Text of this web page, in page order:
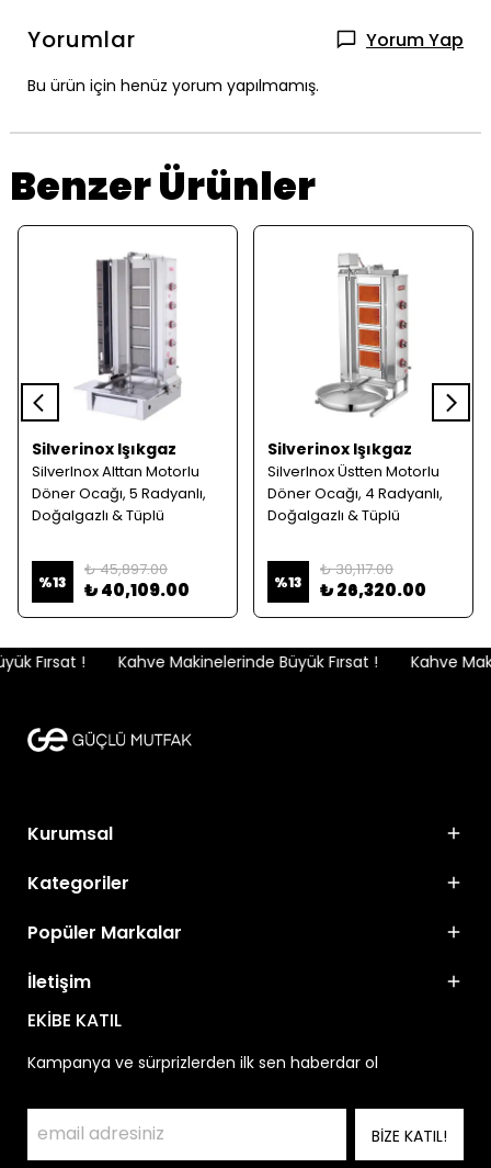
Yorumlar Yorum Yap
Bu ürün için henüz yorum yapılmamış.
Benzer Ürünler
Silverinox Işıkgaz
SilverInox Alttan Motorlu
Döner Ocağı, 5 Radyanlı,
Doğalgazlı & Tüplü
%13
₺ 45,897.00
₺ 40,109.00
Silverinox Işıkgaz
SilverInox Üstten Motorlu
Döner Ocağı, 4 Radyanlı,
Doğalgazlı & Tüplü
%13
₺ 30,117.00
₺ 26,320.00
Fırsat ! Kahve Makinelerinde Büyük Fırsat ! Kahve
Kurumsal
Kategoriler
Popüler Markalar
İletişim
EKİBE KATIL
Kampanya ve sürprizlerden ilk sen haberdar ol
BİZE KATIL!